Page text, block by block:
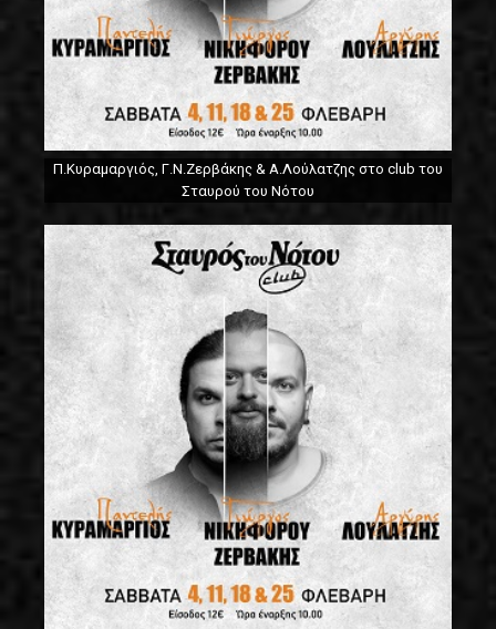
Π.Κυραμαργιός, Γ.Ν.Ζερβάκης & Α.Λούλατζης στο club του
Σταυρού του Νότου